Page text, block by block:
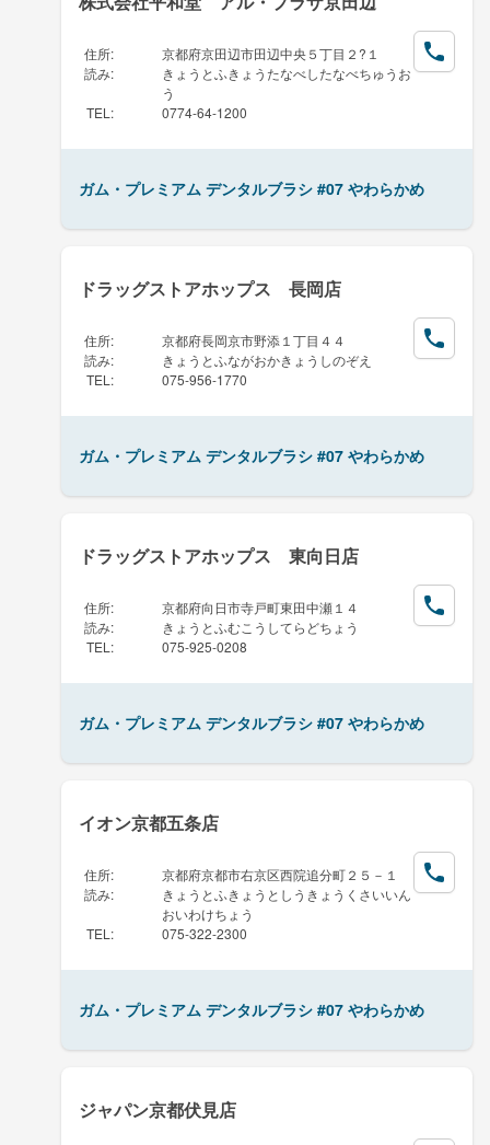
住所:
京都府京田辺市田辺中央５丁目２?１
読み:
きょうとふきょうたなべしたなべちゅうお
う
TEL : 0774-64-1200
ガム・プレミアム デンタルブラシ #07 やわらかめ
ドラッグストアホップス 長岡店
住所:
京都府長岡京市野添１丁目４４
読み:
きょうとふながおかきょうしのぞえ
TEL : 075-956-1770
ガム・プレミアム デンタルブラシ #07 やわらかめ
ドラッグストアホップス 東向日店
住所:
京都府向日市寺戸町東田中瀬１４
読み:
きょうとふむこうしてらどちょう
TEL : 075-925-0208
ガム・プレミアム デンタルブラシ #07 やわらかめ
イオン京都五条店
住所:
京都府京都市右京区西院追分町２５－１
読み:
きょうとふきょうとしうきょうくさいいん
おいわけちょう
TEL : 075-322-2300
ガム・プレミアム デンタルブラシ #07 やわらかめ
ジャパン京都伏見店